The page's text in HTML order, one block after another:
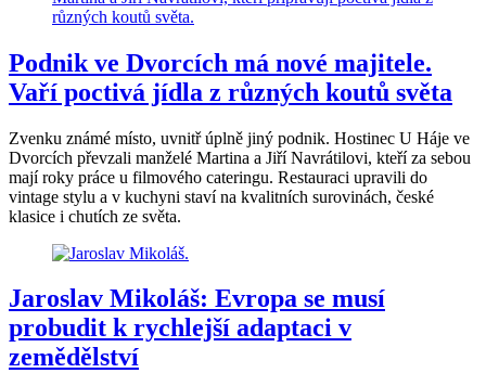
Podnik ve Dvorcích má nové majitele.
Vaří poctivá jídla z různých koutů světa
Zvenku známé místo, uvnitř úplně jiný podnik. Hostinec U Háje ve
Dvorcích převzali manželé Martina a Jiří Navrátilovi, kteří za sebou
mají roky práce u filmového cateringu. Restauraci upravili do
vintage stylu a v kuchyni staví na kvalitních surovinách, české
klasice i chutích ze světa.
Jaroslav Mikoláš: Evropa se musí
probudit k rychlejší adaptaci v
zemědělství